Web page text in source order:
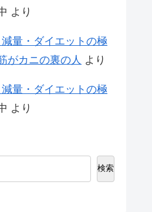
より
減量・ダイエットの極
がカニの裏の人 より
減量・ダイエットの極
より
検索